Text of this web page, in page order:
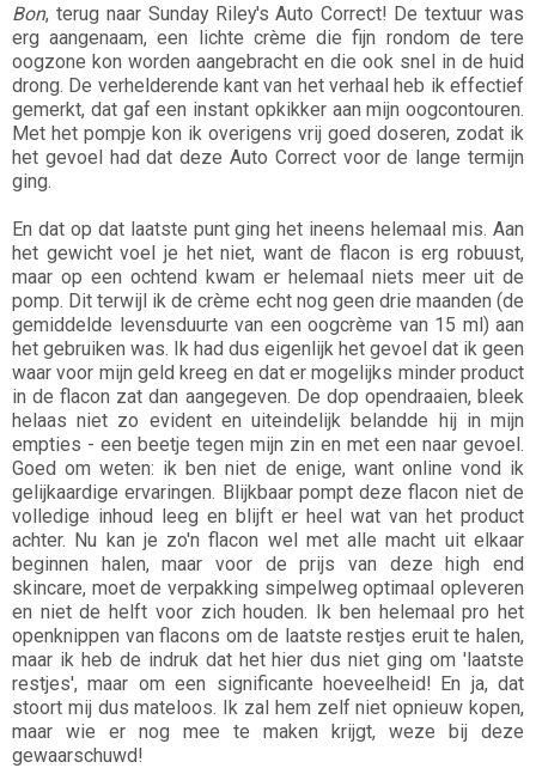
Bon, terug naar Sunday Riley's Auto Correct! De textuur was
erg aangenaam, een lichte crème die fijn rondom de tere
oogzone kon worden aangebracht en die ook snel in de huid
drong. De verhelderende kant van het verhaal heb ik effectief
gemerkt, dat gaf een instant opkikker aan mijn oogcontouren.
Met het pompje kon ik overigens vrij goed doseren, zodat ik
het gevoel had dat deze Auto Correct voor de lange termijn
ging.
En dat op dat laatste punt ging het ineens helemaal mis. Aan
het gewicht voel je het niet, want de flacon is erg robuust,
maar op een ochtend kwam er helemaal niets meer uit de
pomp. Dit terwijl ik de crème echt nog geen drie maanden (de
gemiddelde levensduurte van een oogcrème van 15 ml) aan
het gebruiken was. Ik had dus eigenlijk het gevoel dat ik geen
waar voor mijn geld kreeg en dat er mogelijks minder product
in de flacon zat dan aangegeven. De dop opendraaien, bleek
helaas niet zo evident en uiteindelijk belandde hij in mijn
empties - een beetje tegen mijn zin en met een naar gevoel.
Goed om weten: ik ben niet de enige, want online vond ik
gelijkaardige ervaringen. Blijkbaar pompt deze flacon niet de
volledige inhoud leeg en blijft er heel wat van het product
achter. Nu kan je zo'n flacon wel met alle macht uit elkaar
beginnen halen, maar voor de prijs van deze high end
skincare, moet de verpakking simpelweg optimaal opleveren
en niet de helft voor zich houden. Ik ben helemaal pro het
openknippen van flacons om de laatste restjes eruit te halen,
maar ik heb de indruk dat het hier dus niet ging om 'laatste
restjes', maar om een significante hoeveelheid! En ja, dat
stoort mij dus mateloos. Ik zal hem zelf niet opnieuw kopen,
maar wie er nog mee te maken krijgt, weze bij deze
gewaarschuwd!